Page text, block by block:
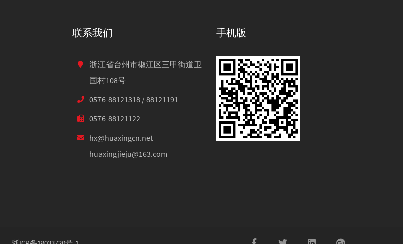
联系我们
浙江省台州市椒江区三甲街道卫
国村108号
0576-88121318 / 88121191
0576-88121122
hx@huaxingcn.net
huaxingjieju@163.com
手机版